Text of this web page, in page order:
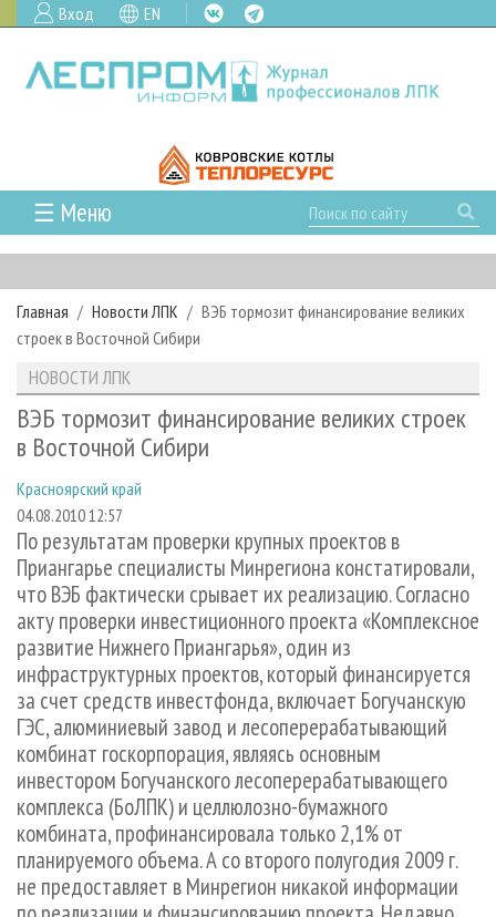
Вход EN
☰ Меню
ГЛАВНАЯ
РУБРИКИ И ТЕМЫ
РУБРИКИ ЖУРНАЛА
ЛЕСОЗАГОТОВКА
ЛЕСОПИЛЕНИЕ
СУШКА ДРЕВЕСИНЫ
ПРОИЗВОДСТВО ДРЕВЕСНЫХ ПЛИТ
ДЕРЕВЯННОЕ ДОМОСТРОЕНИЕ
ПРОИЗВОДСТВО МЕБЕЛИ
БИОЭНЕРГЕТИКА
ЦБП
ИНСТРУМЕНТ И МАТЕРИАЛЫ
НОВОСТИ
НОВОСТИ ЛПК
НОВОСТИ ЖУРНАЛА
ПРОЕКТЫ ЛПИ
АНАЛИТИКА
ПРЕДПРИЯТИЯ ЛПК
ПЕРСОНЫ
МОБИЛЬНЫЕ ВЫСТАВКИ
ОФИЦИАЛЬНЫЕ ДЕЛЕГАЦИИ
ПРИОРИТЕТНЫЕ ИНВЕСТПРОЕКТЫ
RUSSIAN FORESTRY REVIEW
ГАЗЕТА ЛЕСПРОМФОРУМ
БИБЛИОТЕКА СПЕЦИАЛИСТА
АРХИВ
АРХИВ ЖУРНАЛОВ
О ЖУРНАЛЕ
ПОДПИСКА
КОНТАКТЫ
РЕКЛАМОДАТЕЛЯМ
РЕКЛАМА
РЕКЛАМА НА САЙТЕ
Главная Новости ЛПК
ВЭБ тормозит финансирование великих
строек в Восточной Сибири
НОВОСТИ ЛПК
ВЭБ тормозит финансирование великих строек
в Восточной Сибири
Красноярский край
04.08.2010 12:57
По результатам проверки крупных проектов в
Приангарье специалисты Минрегиона констатировали,
что ВЭБ фактически срывает их реализацию. Согласно
акту проверки инвестиционного проекта «Комплексное
развитие Нижнего Приангарья», один из
инфраструктурных проектов, который финансируется
за счет средств инвестфонда, включает Богучанскую
ГЭС, алюминиевый завод и лесоперерабатывающий
комбинат госкорпорация, являясь основным
инвестором Богучанского лесоперерабатывающего
комплекса (БоЛПК) и целлюлозно-бумажного
комбината, профинансировала только 2,1% от
планируемого объема. А со второго полугодия 2009 г.
не предоставляет в Минрегион никакой информации